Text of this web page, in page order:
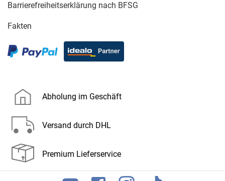
Barrierefreiheitserklärung nach BFSG
Fakten
Abholung im Geschäft
Versand durch DHL
Premium Lieferservice